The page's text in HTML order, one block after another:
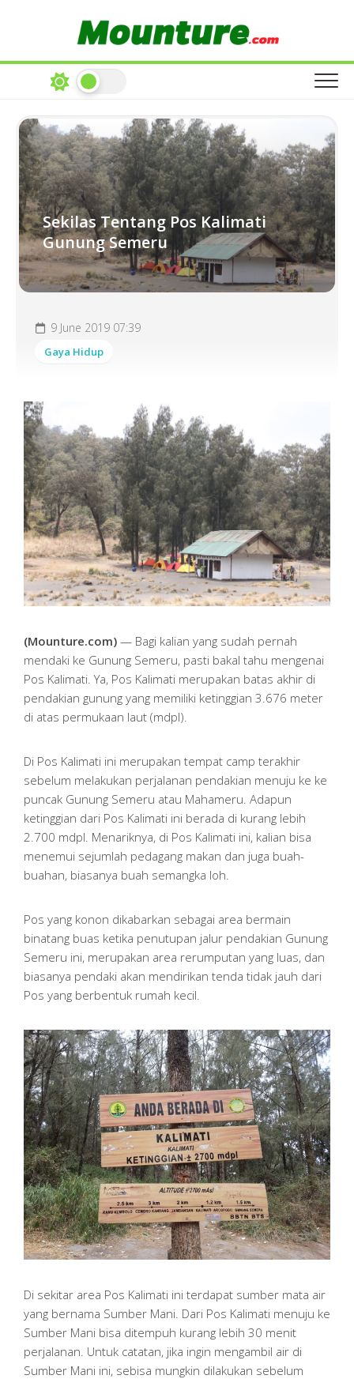
Sekilas Tentang Pos Kalimati
Gunung Semeru
9 June 2019 07:39
Gaya Hidup
(Mounture.com) — Bagi kalian yang sudah pernah
mendaki ke Gunung Semeru, pasti bakal tahu mengenai
Pos Kalimati. Ya, Pos Kalimati merupakan batas akhir di
pendakian gunung yang memiliki ketinggian 3.676 meter
di atas permukaan laut (mdpl).
Di Pos Kalimati ini merupakan tempat camp terakhir
sebelum melakukan perjalanan pendakian menuju ke ke
puncak Gunung Semeru atau Mahameru. Adapun
ketinggian dari Pos Kalimati ini berada di kurang lebih
2.700 mdpl. Menariknya, di Pos Kalimati ini, kalian bisa
menemui sejumlah pedagang makan dan juga buah-
buahan, biasanya buah semangka loh.
Pos yang konon dikabarkan sebagai area bermain
binatang buas ketika penutupan jalur pendakian Gunung
Semeru ini, merupakan area rerumputan yang luas, dan
biasanya pendaki akan mendirikan tenda tidak jauh dari
Pos yang berbentuk rumah kecil.
Di sekitar area Pos Kalimati ini terdapat sumber mata air
yang bernama Sumber Mani. Dari Pos Kalimati menuju ke
Sumber Mani bisa ditempuh kurang lebih 30 menit
perjalanan. Untuk catatan, jika ingin mengambil air di
Sumber Mani ini, sebisa mungkin dilakukan sebelum